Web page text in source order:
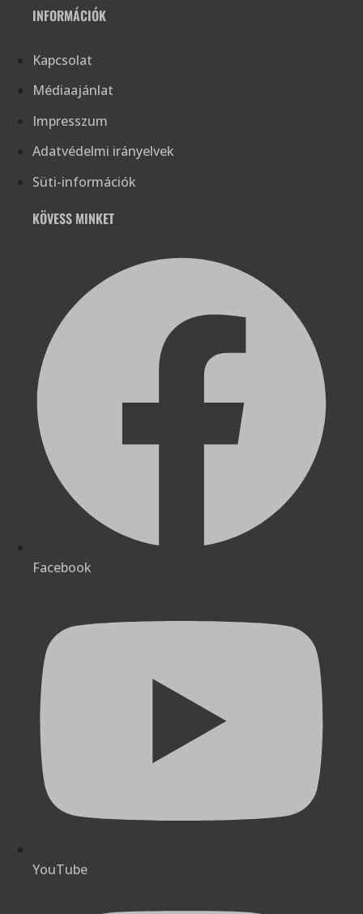
INFORMÁCIÓK
Kapcsolat
Médiaajánlat
Impresszum
Adatvédelmi irányelvek
Süti-információk
KÖVESS MINKET
Facebook
YouTube